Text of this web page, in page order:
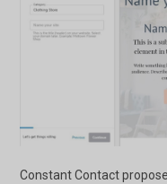
Constant Contact